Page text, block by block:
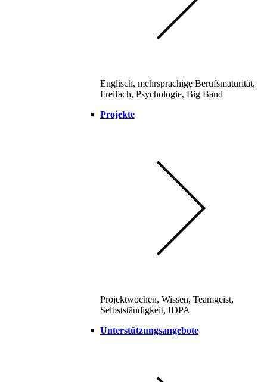
Englisch, mehrsprachige Berufsmaturität,
Freifach, Psychologie, Big Band
Projekte
Projektwochen, Wissen, Teamgeist,
Selbstständigkeit, IDPA
Unterstützungsangebote